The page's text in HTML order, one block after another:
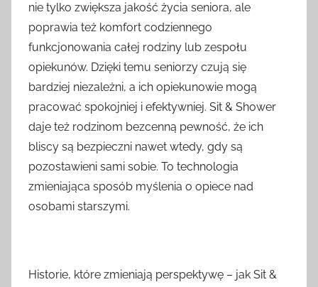
nie tylko zwiększa jakość życia seniora, ale
poprawia też komfort codziennego
funkcjonowania całej rodziny lub zespołu
opiekunów. Dzięki temu seniorzy czują się
bardziej niezależni, a ich opiekunowie mogą
pracować spokojniej i efektywniej. Sit & Shower
daje też rodzinom bezcenną pewność, że ich
bliscy są bezpieczni nawet wtedy, gdy są
pozostawieni sami sobie. To technologia
zmieniająca sposób myślenia o opiece nad
osobami starszymi.
Historie, które zmieniają perspektywę – jak Sit &